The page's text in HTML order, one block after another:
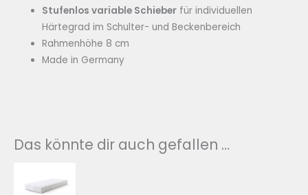
Stufenlos variable Schieber für individuellen
Härtegrad im Schulter- und Beckenbereich
Rahmenhöhe 8 cm
Made in Germany
Das könnte dir auch gefallen …